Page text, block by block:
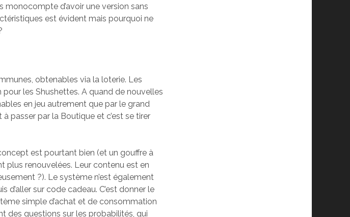
d’avoir une version sans
est évident mais pourquoi ne
obtenables via la loterie. Les
les Shushettes. A quand de nouvelles
en jeu autrement que par le grand
à passer par la Boutique et c’est se tirer
est pourtant bien (et un gouffre à
plus renouvelées. Leur contenu est en
?). Le système n’est également
d’aller sur code cadeau. C’est donner le
simple d’achat et de consommation
des questions sur les probabilités, qui